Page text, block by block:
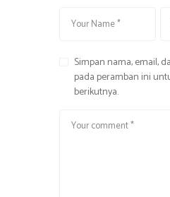
Simpan nama, email,
pada peramban ini
berikutnya.